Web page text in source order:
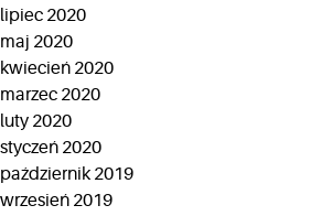
lipiec 2020
maj 2020
kwiecień 2020
marzec 2020
luty 2020
styczeń 2020
październik 2019
wrzesień 2019